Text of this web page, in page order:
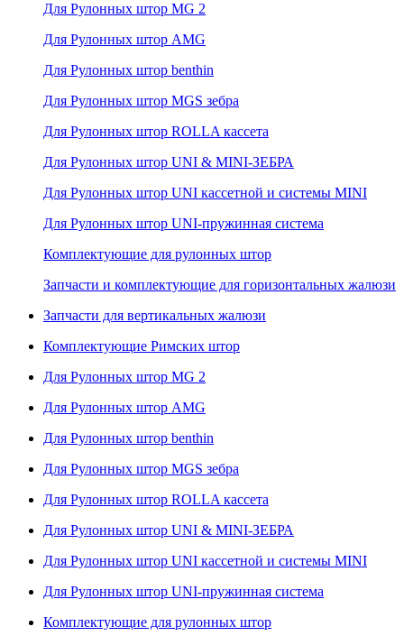
Для Рулонных штор MG 2
Для Рулонных штор AMG
Для Рулонных штор benthin
Для Рулонных штор MGS зебра
Для Рулонных штор ROLLA кассета
Для Рулонных штор UNI & MINI-ЗЕБРА
Для Рулонных штор UNI кассетной и системы MINI
Для Рулонных штор UNI-пружинная система
Комплектующие для рулонных штор
Запчасти и комплектующие для горизонтальных жалюзи
Запчасти для вертикальных жалюзи
Комплектующие Римских штор
Для Рулонных штор MG 2
Для Рулонных штор AMG
Для Рулонных штор benthin
Для Рулонных штор MGS зебра
Для Рулонных штор ROLLA кассета
Для Рулонных штор UNI & MINI-ЗЕБРА
Для Рулонных штор UNI кассетной и системы MINI
Для Рулонных штор UNI-пружинная система
Комплектующие для рулонных штор